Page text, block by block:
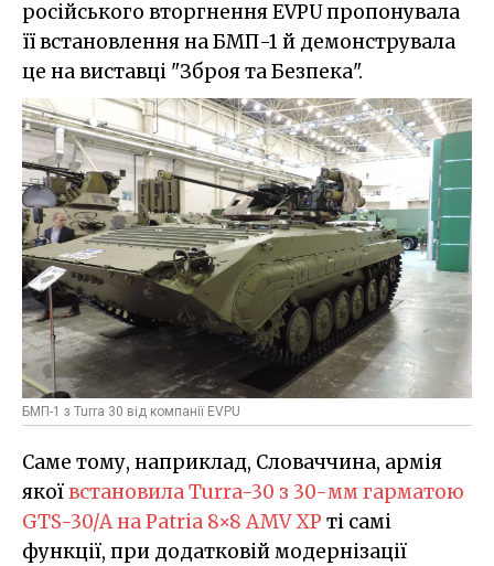
російського вторгнення EVPU пропонувала
її встановлення на БМП-1 й демонструвала
це на виставці "Зброя та Безпека".
БМП-1 з Turra 30 від компанії EVPU
Саме тому, наприклад, Словаччина, армія
якоївстановила Turra-30 з 30-мм гарматою
GTS-30/A на Patria 8×8 AMV XP ті самі
функції, при додатковій модернізації